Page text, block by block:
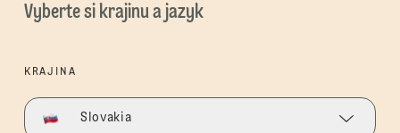
Vyberte si krajinu a jazyk
KRAJINA
Slovakia